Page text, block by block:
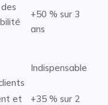
+50 % sur 3
ans
Indispensable
et
+35 % sur 2